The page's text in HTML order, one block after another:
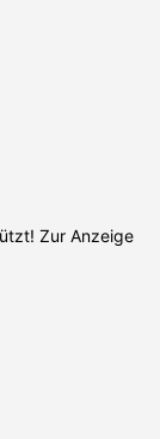
Zur Anzeige